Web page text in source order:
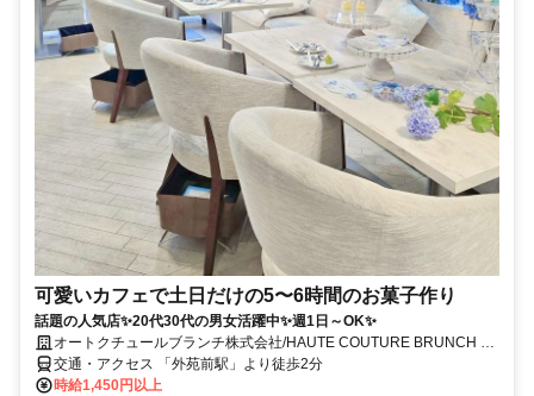
可愛いカフェで土日だけの5〜6時間のお菓子作り
話題の人気店✨20代30代の男女活躍中✨週1日～OK✨
オートクチュールブランチ株式会社/HAUTE COUTURE BRUNCH 外
苑前
交通・アクセス 「外苑前駅」より徒歩2分
時給1,450円以上